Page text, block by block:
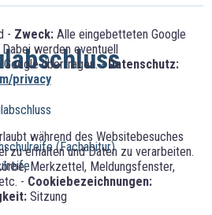
- Zweck: Alle eingebetteten Google
werden eventuell
Google übertragen. -Datenschutz:
privacy
während des Websitebesuches
zu erhalten und Daten zu verarbeiten.
Merkzettel, Meldungsfenster,
- Cookiebezeichnungen:
Sitzung
(Fachabitur)